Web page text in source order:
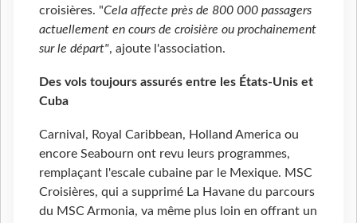
croisières. "Cela affecte près de 800 000 passagers
actuellement en cours de croisière ou prochainement
sur le départ", ajoute l'association.
Des vols toujours assurés entre les États-Unis et
Cuba
Carnival, Royal Caribbean, Holland America ou
encore Seabourn ont revu leurs programmes,
remplaçant l'escale cubaine par le Mexique. MSC
Croisières, qui a supprimé La Havane du parcours
du MSC Armonia, va même plus loin en offrant un